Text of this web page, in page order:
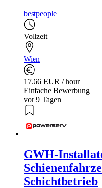
bestpeople
Vollzeit
Wien
17.66 EUR / hour
Einfache Bewerbung
vor 9 Tagen
GWH-
Schichtbetrieb